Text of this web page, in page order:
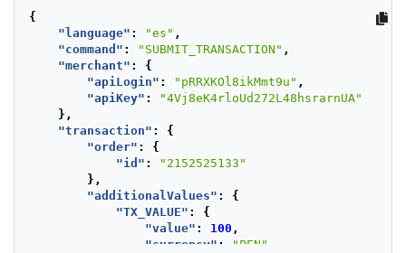
{
"language" : "es" ,
"command" : "SUBMIT_TRANSACTION" ,
"merchant" :
{
"apiLogin" : "pRRXKOl8ikMmt9u" ,
"apiKey" :
"4Vj8eK4rloUd272L48hsrarnUA"
},
"transaction" :
{
"order" :
{
"id" :
"2152525133"
},
"additionalValues" :
{
"TX_VALUE" :
{
"value" : 100 ,
"currency" :
"PEN"